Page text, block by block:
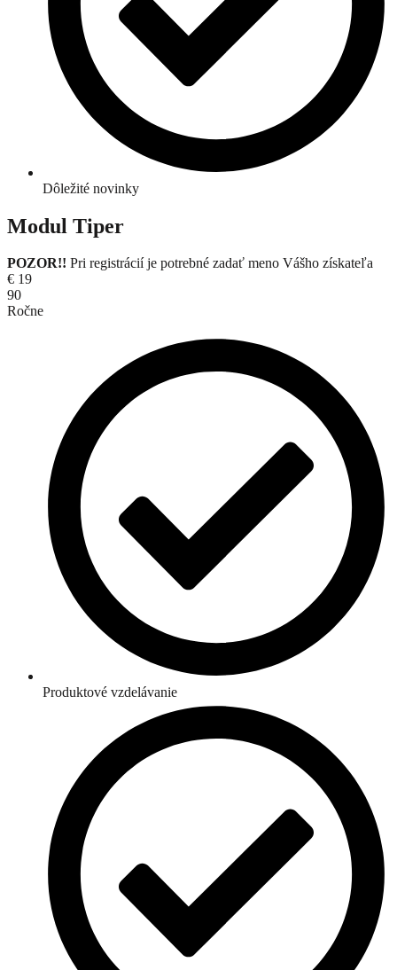
Dôležité novinky
Modul Tiper
POZOR!! Pri registrácií je potrebné zadať meno Vášho získateľa
€ 19
90
Ročne
Produktové vzdelávanie